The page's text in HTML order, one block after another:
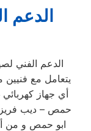
الدعم
الدعم الفني
يتعامل مع
أي جهاز
حمص – ديب
ابو حمص و من